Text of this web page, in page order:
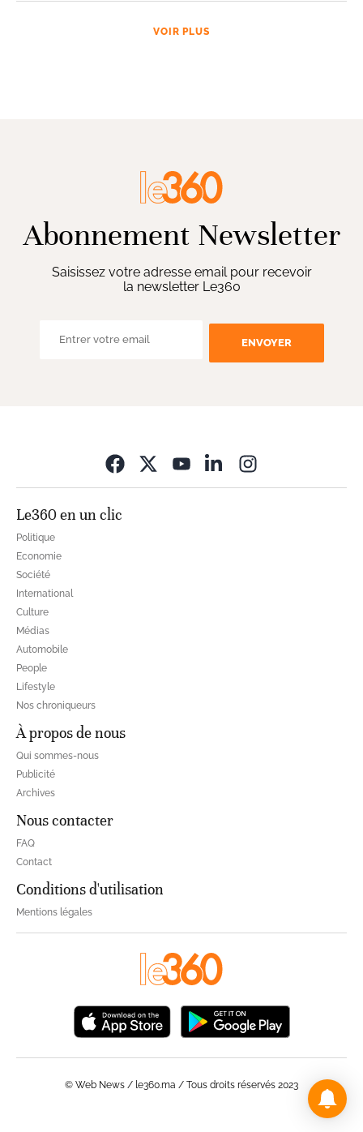
VOIR PLUS
Abonnement Newsletter
Saisissez votre adresse email pour recevoir
la newsletter Le360
ENVOYER
Le360 en un clic
Politique
Economie
Société
International
Culture
Médias
Automobile
People
Lifestyle
Nos chroniqueurs
À propos de nous
Qui sommes-nous
Publicité
Archives
Nous contacter
FAQ
Contact
Conditions d'utilisation
Mentions légales
© Web News / le360.ma / Tous droits réservés 2023